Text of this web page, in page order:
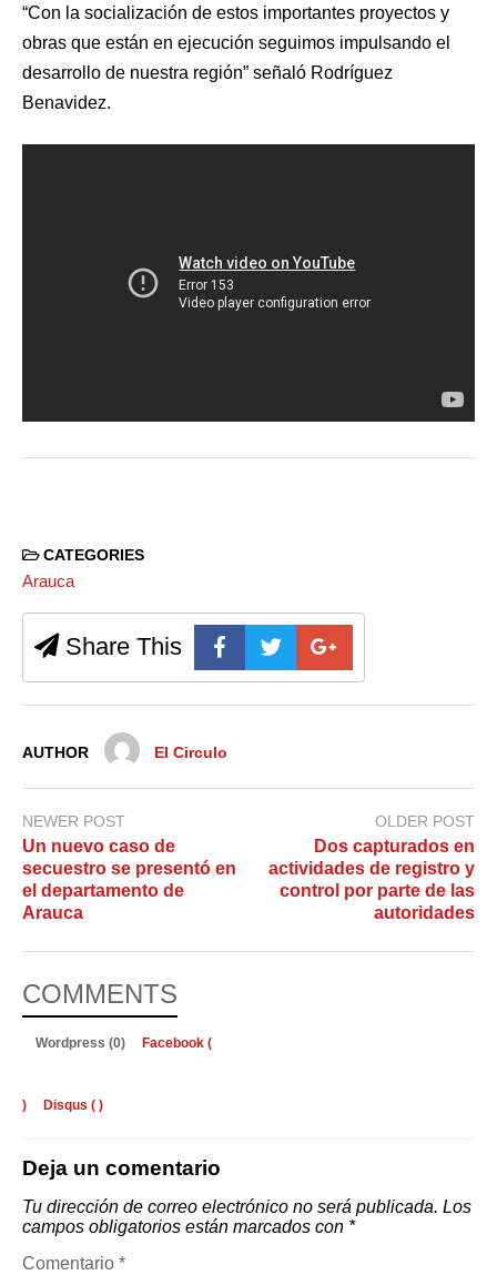
“Con la socialización de estos importantes proyectos y
obras que están en ejecución seguimos impulsando el
desarrollo de nuestra región” señaló Rodríguez
Benavidez.
CATEGORIES
Arauca
Share This
AUTHOR El Circulo
NEWER POST
Un nuevo caso de
secuestro se presentó en
el departamento de
Arauca
OLDER POST
Dos capturados en
actividades de registro y
control por parte de las
autoridades
COMMENTS
Wordpress (0) Facebook (
) Disqus ( )
Deja un comentario
Tu dirección de correo electrónico no será publicada. Los
campos obligatorios están marcados con *
Comentario *